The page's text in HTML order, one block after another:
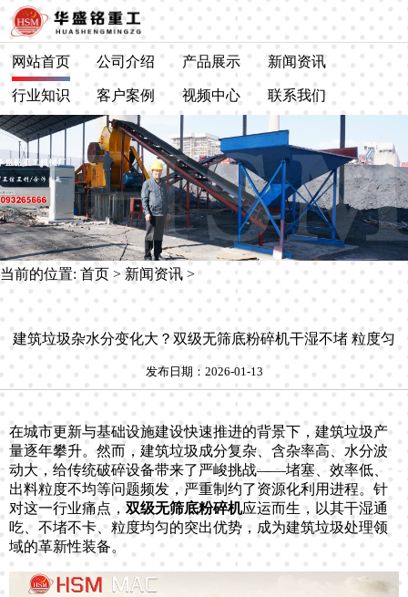
网站首页 公司介绍 产品展示 新闻资讯
行业知识 客户案例 视频中心 联系我们
当前的位置: 首页 >新闻资讯 >
建筑垃圾杂水分变化大？双级无筛底粉碎机干湿不堵 粒度匀
发布日期：2026-01-13
在城市更新与基础设施建设快速推进的背景下，建筑垃圾产
量逐年攀升。然而，建筑垃圾成分复杂、含杂率高、水分波
动大，给传统破碎设备带来了严峻挑战——堵塞、效率低、
出料粒度不均等问题频发，严重制约了资源化利用进程。针
对这一行业痛点，双级无筛底粉碎机应运而生，以其干湿通
吃、不堵不卡、粒度均匀的突出优势，成为建筑垃圾处理领
域的革新性装备。